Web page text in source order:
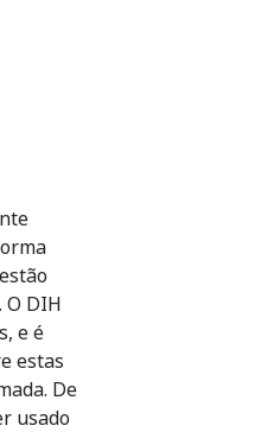
O DIH
e é
estas
De
usado